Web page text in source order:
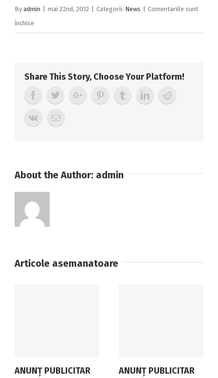
By admin mai 22nd, 2012 Categorii: News
Comentariile sunt
închise
ACHIZIŢIE
Servicii
web
și
tipărire
materiale
informative(fluturași,
Share This Story, Choose Your Platform!
About the Author: admin
Articole asemanatoare
ANUNŢ PUBLICITAR
ANUNȚ PUBLICITAR